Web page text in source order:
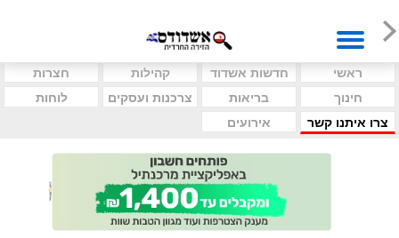
ראשי חדשות אשדוד קהילות
חצרות
חינוך
בריאות צרכנות ועסקים
לוחות
צרו איתנו קשר
אירועים